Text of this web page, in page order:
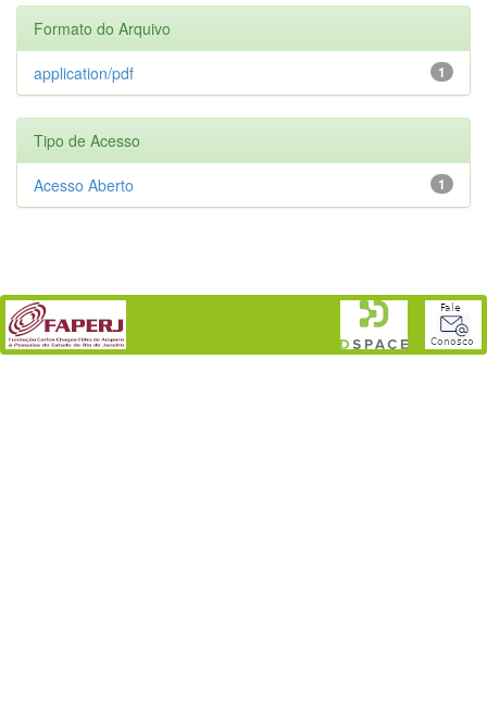
Formato do Arquivo
1
application/pdf
Tipo de Acesso
1
Acesso Aberto